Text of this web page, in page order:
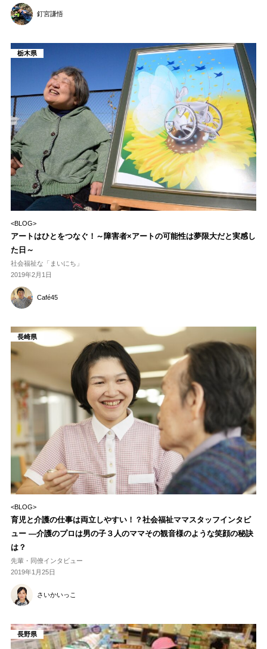
釘宮謙悟
栃木県
<BLOG>
アートはひとをつなぐ！～障害者×アートの可能性は夢限大だと実感し
た日～
社会福祉な「まいにち」
2019年2月1日
Café45
長崎県
<BLOG>
育児と介護の仕事は両立しやすい！？社会福祉ママスタッフインタビ
ュー ―介護のプロは男の子３人のママその観音様のような笑顔の秘訣
は？
先輩・同僚インタビュー
2019年1月25日
さいかいっこ
長野県